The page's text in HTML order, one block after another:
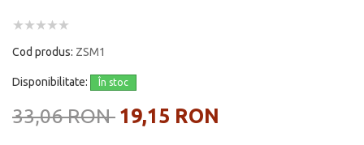
Cod produs: ZSM1
Disponibilitate: În stoc
33,06 RON 19,15 RON